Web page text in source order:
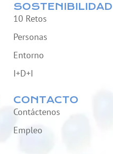
SOSTENIBILIDAD
10 Retos
Personas
Entorno
I+D+I
CONTACTO
Contáctenos
Empleo